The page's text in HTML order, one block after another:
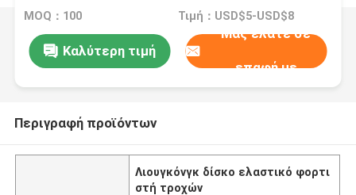
ελαστικός για φορτιστή τροχών Liugong
MOQ：100 Τιμή：USD$5-USD$8
Καλύτερη τιμή
Μας ελάτε σε
επαφή με
Περιγραφή προϊόντων
Λιουγκόνγκ δίσκο ελαστικό φορτι
στή τροχών